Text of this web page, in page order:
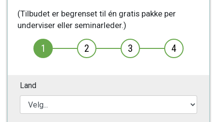
(Tilbudet er begrenset til én gratis pakke per
underviser eller seminarleder.)
1 2 3 4
Land